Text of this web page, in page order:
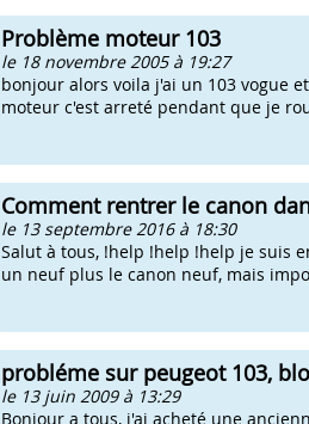
Problème moteur 103
le 18 novembre 2005 à 19:27
bonjour alors voila j'ai un 103 vogue
moteur c'est arreté pendant que je
Comment rentrer le canon
le 13 septembre 2016 à 18:30
Salut à tous, !help !help !help je suis
un neuf plus le canon neuf, mais
probléme sur peugeot 103,
le 13 juin 2009 à 13:29
Bonjour a tous, j'ai acheté une